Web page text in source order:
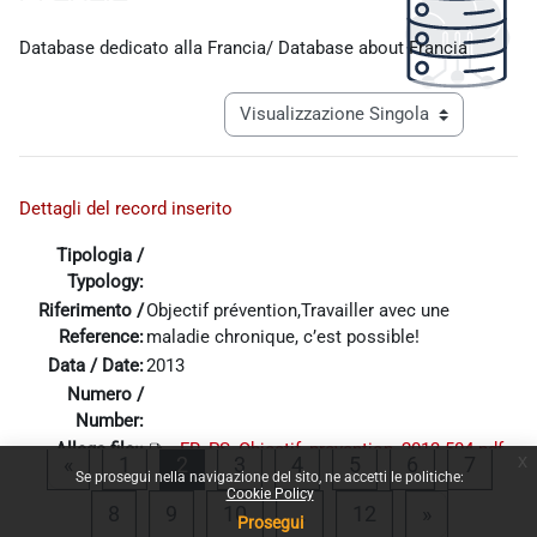
Se prosegui nella navigazione del sito, ne accetti le politiche:
Cookie Policy
Prosegui
Database dedicato alla Francia/ Database about Francia
Navigazione terziaria modalità
Dettagli del record inserito
Tipologia /
Typology:
Riferimento /
Reference:
Objectif prévention,Travailler avec une
maladie chronique, c’est possible!
Data / Date:2013
Numero /
Number:
Allega file::
FR_PS_Objectif_prevention_2013-504.pdf
Pagina precedente
Pagina 1Pagina 2
3 Pagina 3
4Pagina 4Pagina 5Pagina 6
Pagina 9
10Pagina 10
…